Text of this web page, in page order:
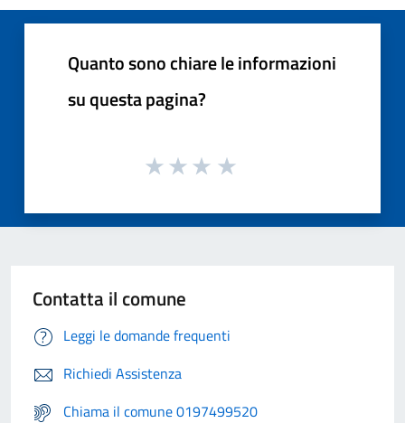
Quanto sono chiare le informazioni
su questa pagina?
Contatta il comune
Leggi le domande frequenti
Richiedi Assistenza
Chiama il comune 0197499520